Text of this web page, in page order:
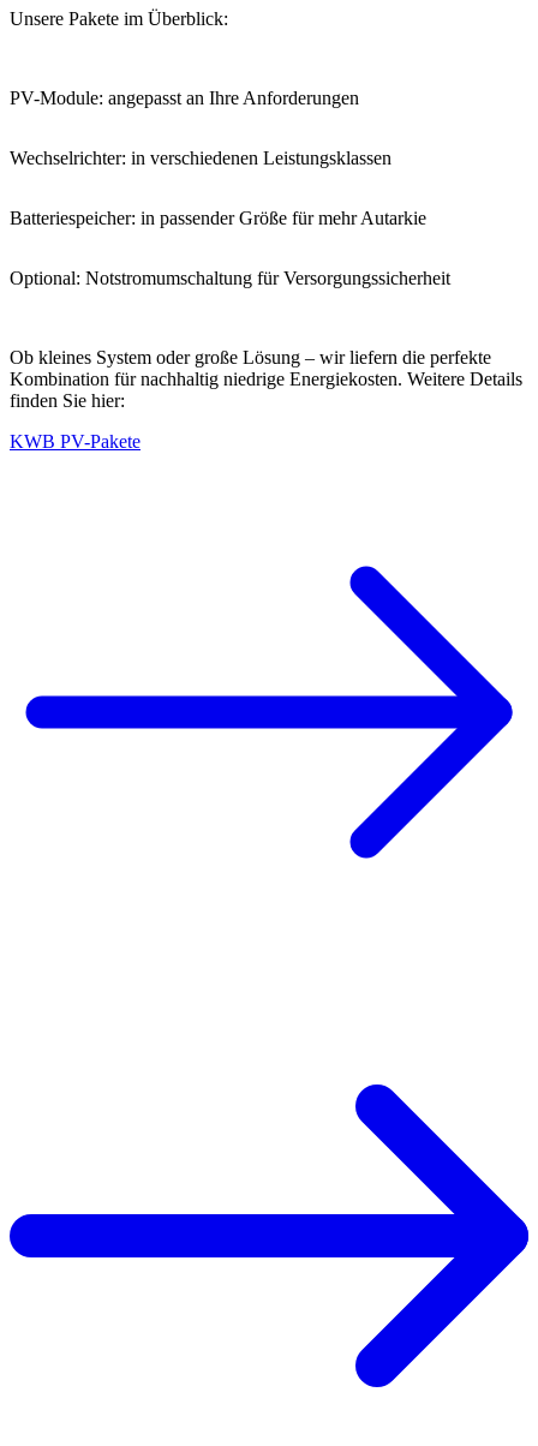
Unsere Pakete im Überblick:
PV-Module: angepasst an Ihre Anforderungen
Wechselrichter: in verschiedenen Leistungsklassen
Batteriespeicher: in passender Größe für mehr Autarkie
Optional: Notstromumschaltung für Versorgungssicherheit
Ob kleines System oder große Lösung – wir liefern die perfekte
Kombination für nachhaltig niedrige Energiekosten. Weitere Details
finden Sie hier:
KWB PV-Pakete